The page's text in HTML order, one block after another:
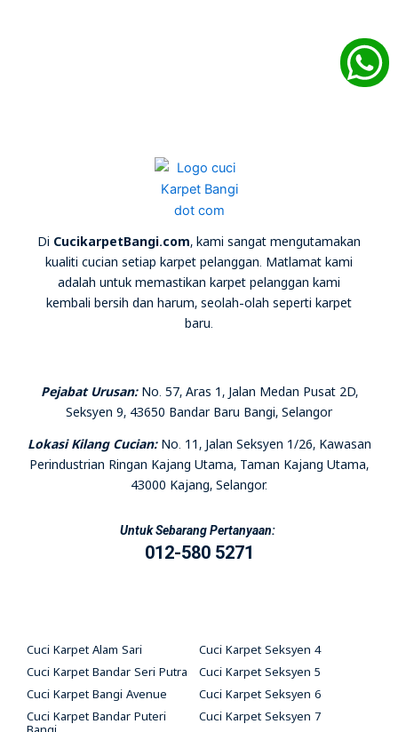
Di CucikarpetBangi.com, kami sangat mengutamakan
kualiti cucian setiap karpet pelanggan. Matlamat kami
adalah untuk memastikan karpet pelanggan kami
kembali bersih dan harum, seolah-olah seperti karpet
baru.
Pejabat Urusan:No. 57, Aras 1, Jalan Medan Pusat 2D,
Seksyen 9, 43650 Bandar Baru Bangi, Selangor
Lokasi Kilang Cucian:No. 11, Jalan Seksyen 1/26, Kawasan
Perindustrian Ringan Kajang Utama, Taman Kajang Utama,
43000 Kajang, Selangor.
Untuk Sebarang Pertanyaan:
012-580 5271
Cuci Karpet Alam Sari
Cuci Karpet Bandar Seri Putra
Cuci Karpet Bangi Avenue
Cuci Karpet Bandar Puteri
Cuci Karpet Seksyen 4
Cuci Karpet Seksyen 5
Cuci Karpet Seksyen 6
Cuci Karpet Seksyen 7